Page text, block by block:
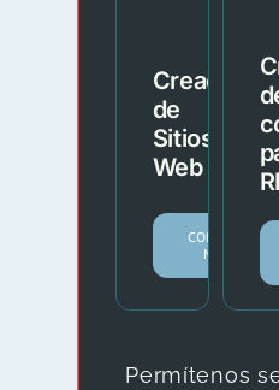
Creación
de
Sitios
Web
CONOCER
MÁS.
Permítenos